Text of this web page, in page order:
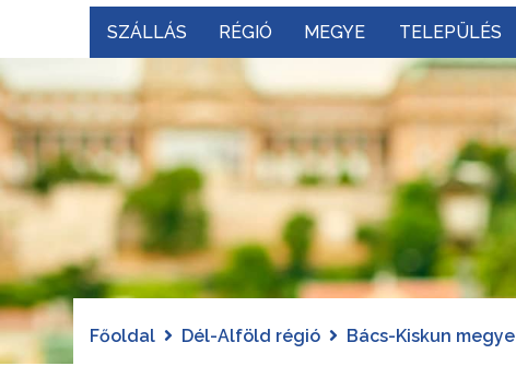
SZÁLLÁS RÉGIÓ MEGYE TELEPÜLÉS
Főoldal Dél-Alföld régió Bács-Kiskun megye